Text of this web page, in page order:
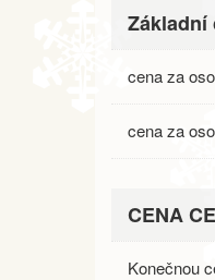
Základní
cena za
cena za
CENA
Konečnou